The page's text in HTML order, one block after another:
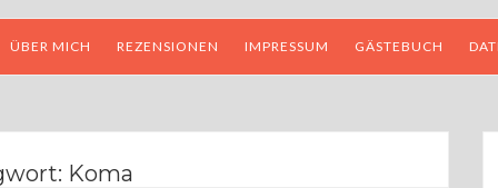
ÜBER MICH REZENSIONEN IMPRESSUM GÄSTEBUCH
Koma